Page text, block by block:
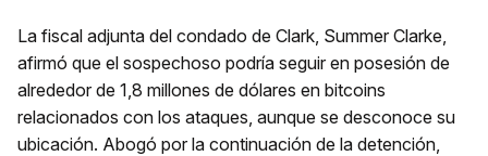
La fiscal adjunta del condado de Clark, Summer Clarke,
afirmó que el sospechoso podría seguir en posesión de
alrededor de 1,8 millones de dólares en bitcoins
relacionados con los ataques, aunque se desconoce su
ubicación. Abogó por la continuación de la detención,